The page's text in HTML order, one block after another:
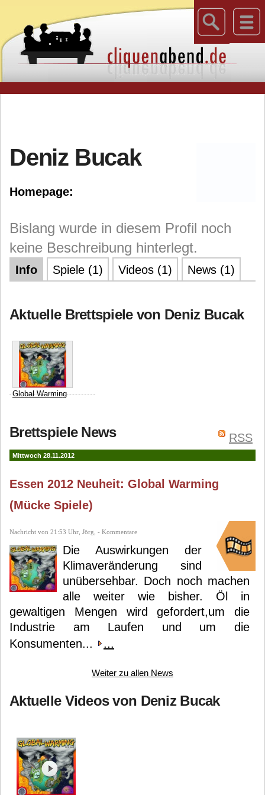
Deniz Bucak
Homepage:
Bislang wurde in diesem Profil noch
keine Beschreibung hinterlegt.
Info Spiele (1) Videos (1) News (1)
Aktuelle Brettspiele von Deniz Bucak
Global Warming
Bucak RSS
Brettspiele News
Mittwoch 28.11.2012
Essen 2012 Neuheit: Global Warming
(Mücke Spiele)
Nachricht von 21:53 Uhr, Jörg, - Kommentare
Die Auswirkungen der
Klimaveränderung sind
unübersehbar. Doch noch machen
alle weiter wie bisher. Öl in
gewaltigen Mengen wird gefordert,um die
Industrie am Laufen und um die
Konsumenten...
...
Weiter zu allen News
Aktuelle Videos von Deniz Bucak